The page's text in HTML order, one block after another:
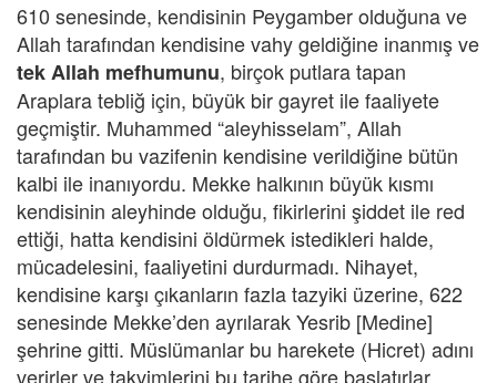
610 senesinde, kendisinin Peygamber olduğuna ve
Allah tarafından kendisine vahy geldiğine inanmış ve
tek Allah mefhumunu, birçok putlara tapan
Araplara tebliğ için, büyük bir gayret ile faaliyete
geçmiştir. Muhammed “aleyhisselam”, Allah
tarafından bu vazifenin kendisine verildiğine bütün
kalbi ile inanıyordu. Mekke halkının büyük kısmı
kendisinin aleyhinde olduğu, fikirlerini şiddet ile red
ettiği, hatta kendisini öldürmek istedikleri halde,
mücadelesini, faaliyetini durdurmadı. Nihayet,
kendisine karşı çıkanların fazla tazyiki üzerine, 622
senesinde Mekke’den ayrılarak Yesrib [Medine]
şehrine gitti. Müslümanlar bu harekete (Hicret) adını
verirler ve takvimlerini bu tarihe göre başlatırlar.